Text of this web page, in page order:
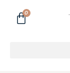
0